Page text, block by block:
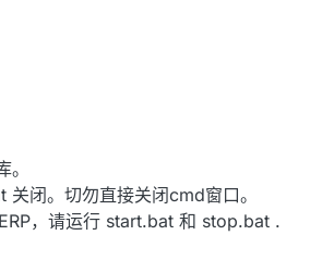
闭。切勿直接关闭cmd窗口。
，请运行 start.bat 和 stop.bat .